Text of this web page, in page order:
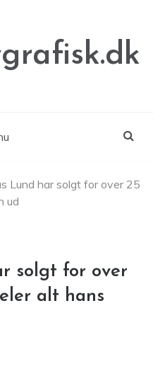
Lund har solgt for over 25
ud
solgt for over
alt hans